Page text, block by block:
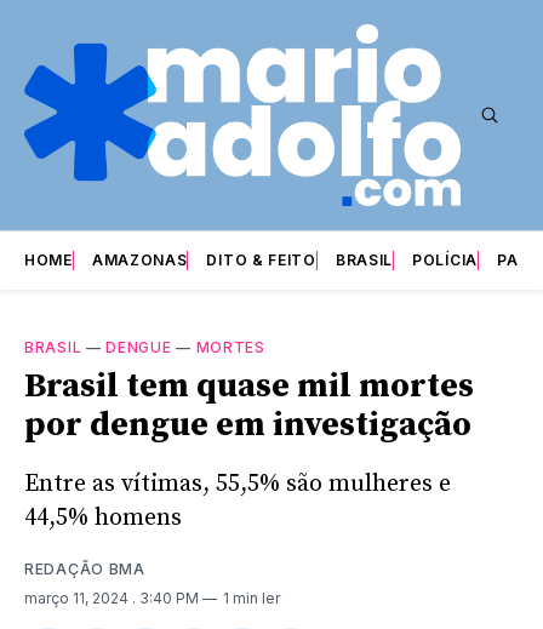
HOME AMAZONAS DITO & FEITO BRASIL POLÍCIA
BRASIL —DENGUE — MORTES
Brasil tem quase mil mortes
por dengue em investigação
Entre as vítimas, 55,5% são mulheres e
44,5% homens
REDAÇÃO BMA
março 11, 2024 . 3:40 PM 1 min ler